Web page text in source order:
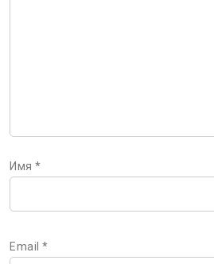
Имя *
Email *